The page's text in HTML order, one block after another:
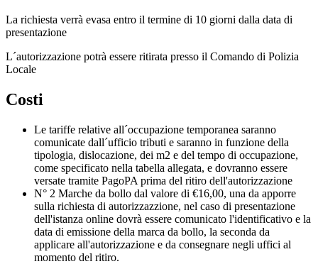
La richiesta verrà evasa entro il termine di 10 giorni dalla data di
presentazione
L´autorizzazione potrà essere ritirata presso il Comando di Polizia
Locale
Costi
Le tariffe relative all´occupazione temporanea saranno
comunicate dall´ufficio tributi e saranno in funzione della
tipologia, dislocazione, dei m2 e del tempo di occupazione,
come specificato nella tabella allegata, e dovranno essere
versate tramite PagoPA prima del ritiro dell'autorizzazione
N° 2 Marche da bollo dal valore di €16,00, una da apporre
sulla richiesta di autorizzazzione, nel caso di presentazione
dell'istanza online dovrà essere comunicato l'identificativo e la
data di emissione della marca da bollo, la seconda da
applicare all'autorizzazione e da consegnare negli uffici al
momento del ritiro.